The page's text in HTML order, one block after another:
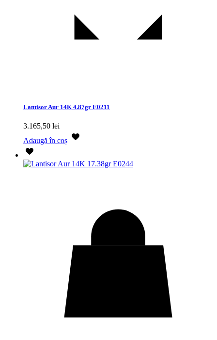
Lantisor Aur 14K 4.87gr E0211
3.165,50 lei
Adaugă în coș